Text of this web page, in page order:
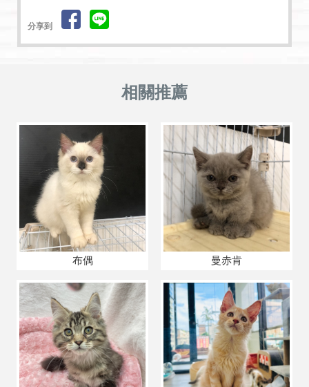
分享到
布偶 曼赤肯